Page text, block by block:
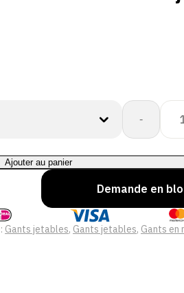
-
quantité
Aurelia:
Sonic
100
Nitril
Poedervrij
Ajouter au panier
Demande en
Gants jetables, Gants jetables, Gants en